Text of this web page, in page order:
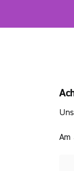
Am